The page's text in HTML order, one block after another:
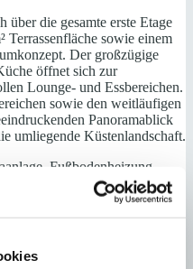
über die gesamte erste Etage
Terrassenfläche sowie einem
Der großzügige
öffnet sich zur
Lounge- und Essbereichen.
sowie den weitläufigen
Panoramablick
umliegende Küstenlandschaft.
Fußbodenheizung,
eine hochwertige Küche und
Komfort.
Kaufpreis enthalten.
bietet traumhafte